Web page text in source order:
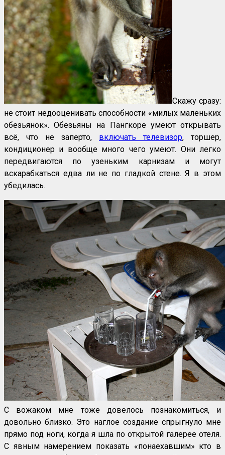
Скажу сразу:
не стоит недооценивать способности «милых маленьких
обезьянок». Обезьяны на Пангкоре умеют открывать
всё, что не заперто, включать телевизор, торшер,
кондиционер и вообще много чего умеют. Они легко
передвигаются по узеньким карнизам и могут
вскарабкаться едва ли не по гладкой стене. Я в этом
убедилась.
С вожаком мне тоже довелось познакомиться, и
довольно близко. Это наглое создание спрыгнуло мне
прямо под ноги, когда я шла по открытой галерее отеля.
С явным намерением показать «понаехавшим» кто в